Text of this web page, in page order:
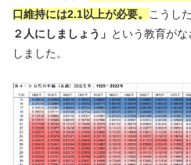
口維持には2.1以上が必要。
こうし
２人にしましょう」 という教育が
しました。